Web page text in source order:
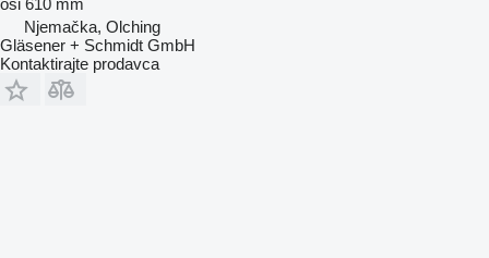
Njemačka, Olching
Gläsener + Schmidt GmbH
Kontaktirajte prodavca